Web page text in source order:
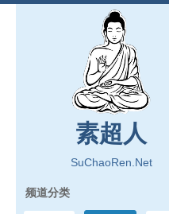
素超人
SuChaoRen.Net
频道分类